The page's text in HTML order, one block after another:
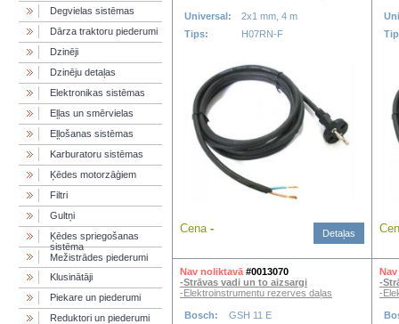
Degvielas sistēmas
Dārza traktoru piederumi
Dzinēji
Dzinēju detaļas
Elektronikas sistēmas
Eļļas un smērvielas
Eļļošanas sistēmas
Karburatoru sistēmas
Ķēdes motorzāģiem
Filtri
Gultņi
Ķēdes spriegošanas
sistēma
Mežistrādes piederumi
Klusinātāji
Piekare un piederumi
Reduktori un piederumi
Universal:
2x1 mm, 4 m
Tips:
H07RN-F
Cena - Detaļas
Nav noliktavā #0013070
-Strāvas vadi un to aizsargi
-Elektroinstrumentu rezerves daļas
Bosch:
GSH 11 E
-
-